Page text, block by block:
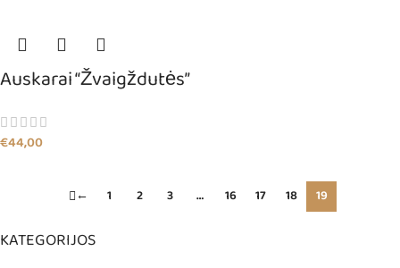
KATEGORIJOS
Auskarai “Žvaigždutės”
€44,00
← 1 2 3 … 16 17 18 19